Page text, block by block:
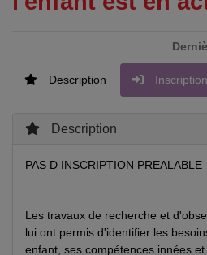
Description Inscription
Description
PAS D INSCRIPTION PREALABLE
Les travaux de recherche et
lui ont permis d'identifier les
enfant, ses compétences innées